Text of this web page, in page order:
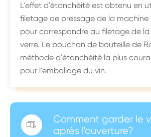
L'effet d'étanchéité est obtenu en
filetage de pressage de la machine
pour correspondre au filetage de
verre. Le bouchon de bouteille de
méthode d'étanchéité la plus
pour l'emballage du vin.

Comment garder le
après l'ouverture?